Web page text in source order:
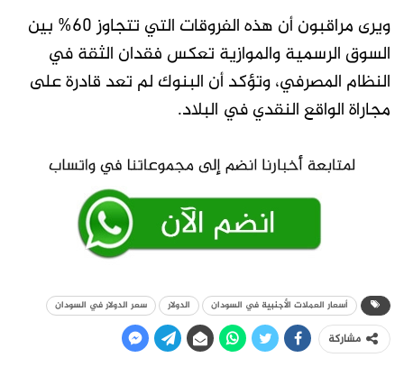
ويرى مراقبون أن هذه الفروقات التي تتجاوز 60% بين
السوق الرسمية والموازية تعكس فقدان الثقة في
النظام المصرفي، وتؤكد أن البنوك لم تعد قادرة على
مجاراة الواقع النقدي في البلاد.
أسعار العملات الأجنبية في السودان الدولار سعر الدولار في السودان
مشاركة